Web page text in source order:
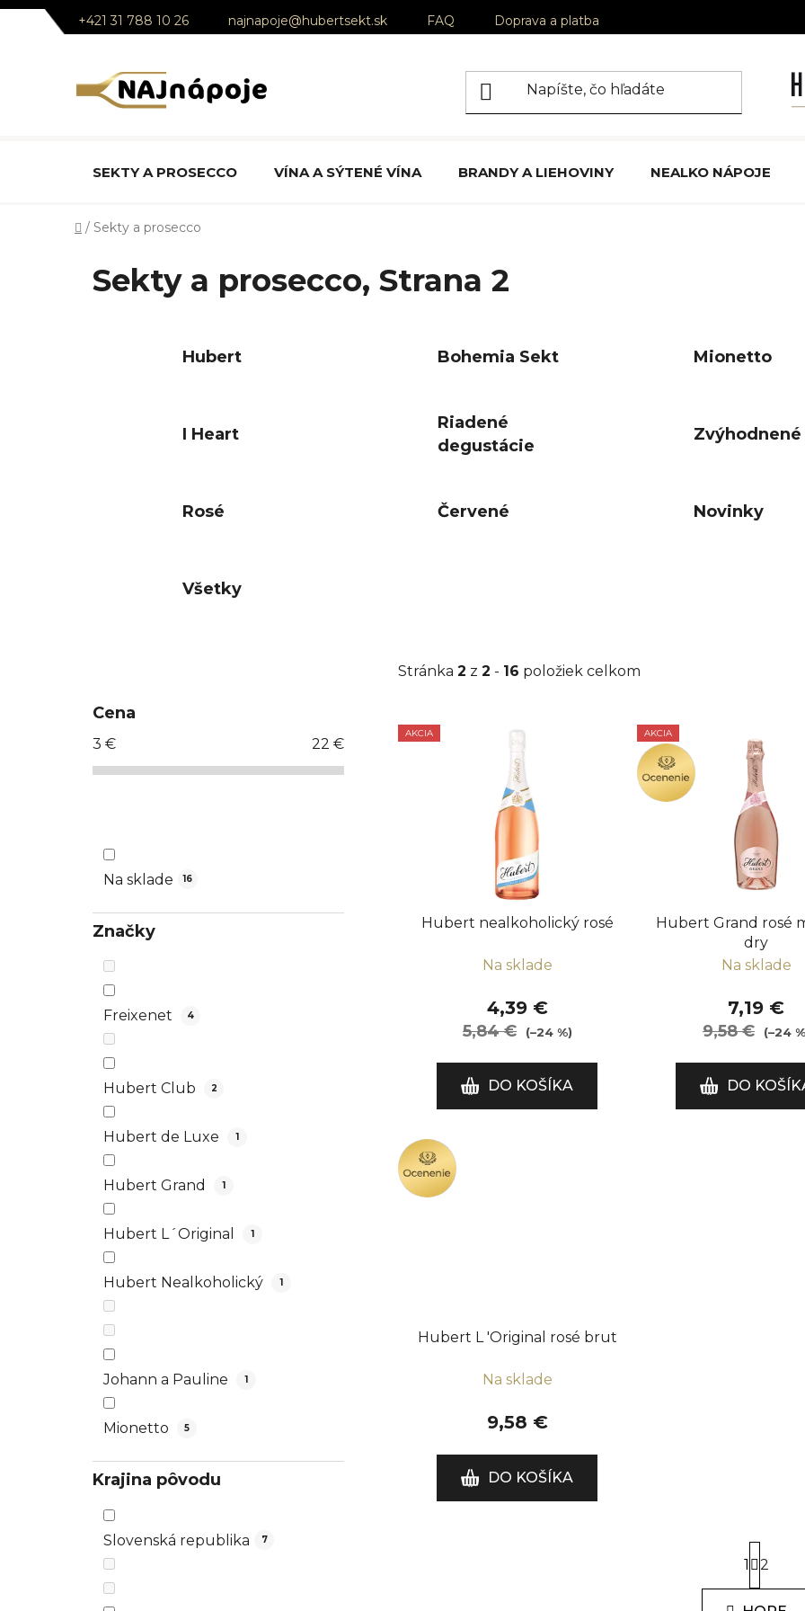
Prejsť
+421 31 788 10 26 najnapoje@hubertsekt.sk FAQ Doprava a platba
SEKTY A PROSECCO VÍNA A SÝTENÉ VÍNA BRANDY A LIEHOVINY NEALKO NÁPOJE
Domov
/ Sekty a prosecco
Sekty a prosecco, Strana 2
Hubert Bohemia Sekt Mionetto
I Heart
Riadené
degustácie
Rosé Červené Novinky
Všetky
Cena
3 € 22 €
Na sklade 16
Značky
Freixenet 4
Hubert Club 2
Hubert de Luxe 1
Hubert Grand 1
Hubert L´Original 1
Hubert Nealkoholický 1
Johann a Pauline 1
Mionetto 5
Krajina pôvodu
Slovenská republika 7
Stránka 2 z 2 - 16 položiek celkom
VAKCIA
Hubert nealkoholický rosé
Na sklade
4,39 €
5,84 € (–24 %)
DO KOŠÍKA
AKCIA
OCENENIE
Hubert Grand rosé
dry
Na sklade
7,19 €
9,58 € (–24
DO
OCENENIE
Hubert L 'Original rosé brut
Na sklade
9,58 €
DO KOŠÍKA
S
t
r
á
1 2